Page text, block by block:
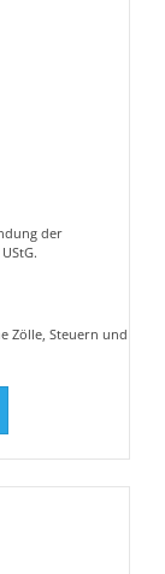
der
Zölle, Steuern und